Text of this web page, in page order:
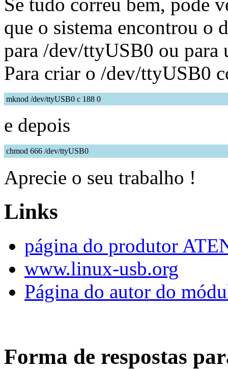
que o sistema encontrou
para /dev/ttyUSB0 ou para
Para criar o /dev/ttyUSB0
mknod /dev/ttyUSB0 c 188 0
e depois
chmod 666 /dev/ttyUSB0
Aprecie o seu trabalho !
Links
página do produtor
www.linux-usb.org
Página do autor do
Forma de respostas